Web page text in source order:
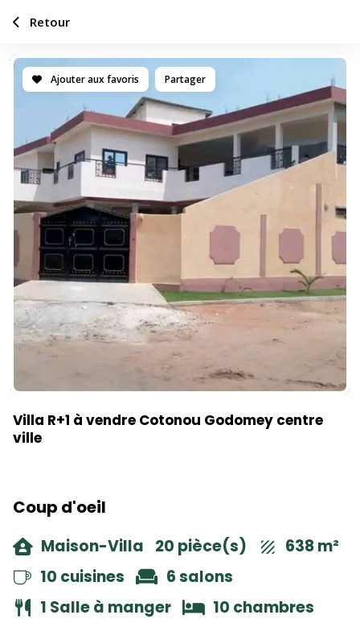
Ajouter aux favoris Partager
Villa R+1 à vendre Cotonou Godomey centre
ville
Coup d'oeil
Maison-Villa 20 pièce(s)
638 m²
10 cuisines
6 salons
1 Salle à manger
10 chambres
Retour